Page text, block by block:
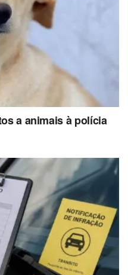
a animais à polícia